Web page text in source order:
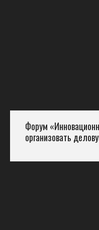
Форум
организовать